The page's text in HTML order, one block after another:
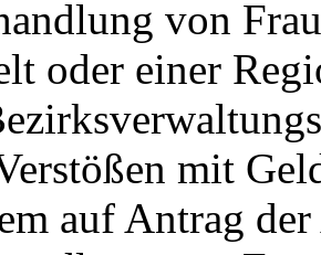
von
oder einer
mit
auf Antrag